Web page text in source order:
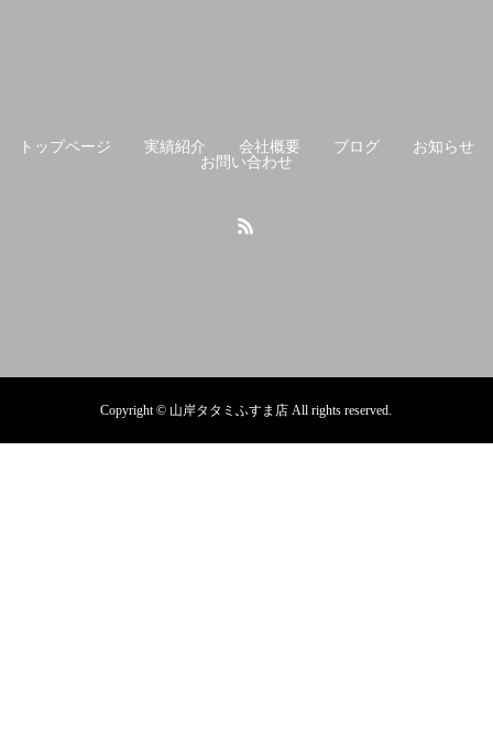
トップページ 実績紹介 会社概要 ブログ
お知らせ
お問い合わせ
Copyright © 山岸タタミふすま店 All rights reserved.